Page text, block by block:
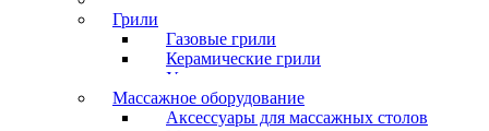
Грили
Газовые грили
Керамические грили
Угольные грили
Массажное оборудование
Аксессуары для массажных столов